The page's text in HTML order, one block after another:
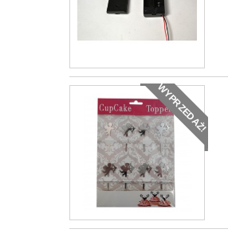
WYPRZEDAŻ!